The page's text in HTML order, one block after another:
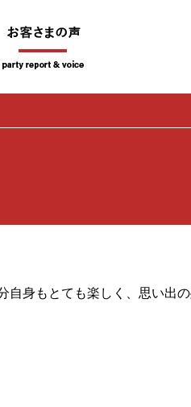
身もとても楽しく、思い出